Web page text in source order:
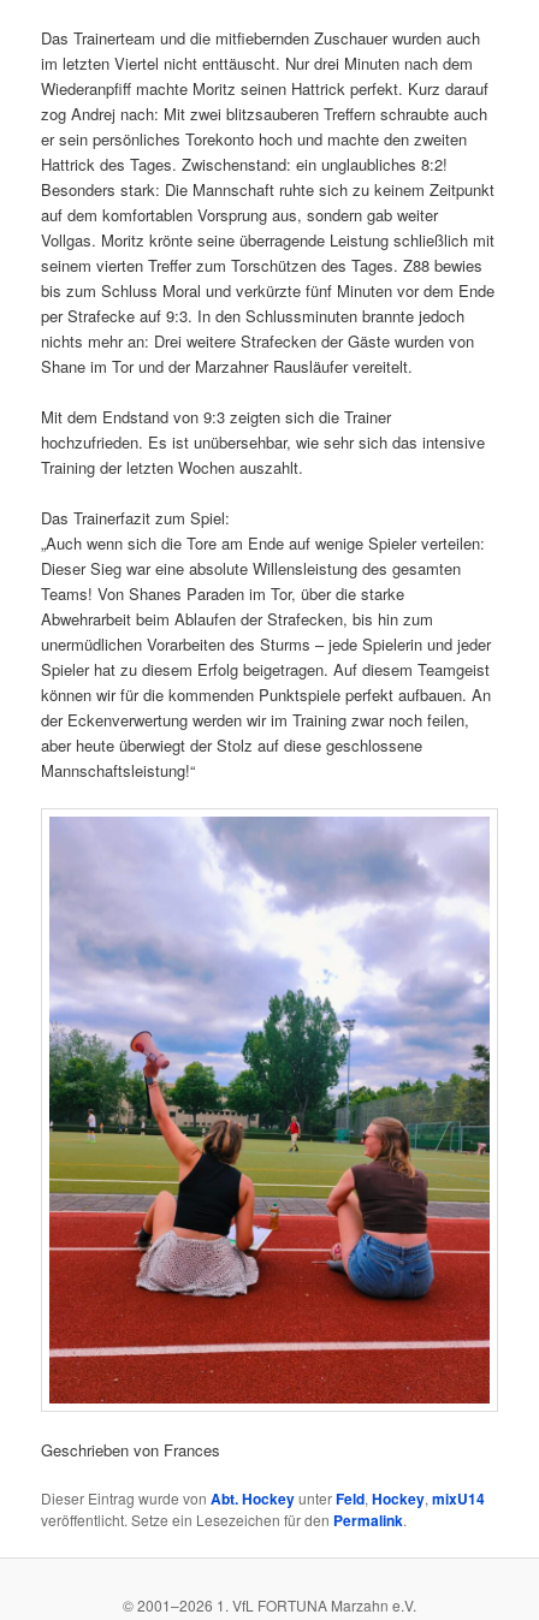
Das Trainerteam und die mitfiebernden Zuschauer wurden auch
im letzten Viertel nicht enttäuscht. Nur drei Minuten nach dem
Wiederanpfiff machte Moritz seinen Hattrick perfekt. Kurz darauf
zog Andrej nach: Mit zwei blitzsauberen Treffern schraubte auch
er sein persönliches Torekonto hoch und machte den zweiten
Hattrick des Tages. Zwischenstand: ein unglaubliches 8:2!
Besonders stark: Die Mannschaft ruhte sich zu keinem Zeitpunkt
auf dem komfortablen Vorsprung aus, sondern gab weiter
Vollgas. Moritz krönte seine überragende Leistung schließlich mit
seinem vierten Treffer zum Torschützen des Tages. Z88 bewies
bis zum Schluss Moral und verkürzte fünf Minuten vor dem Ende
per Strafecke auf 9:3. In den Schlussminuten brannte jedoch
nichts mehr an: Drei weitere Strafecken der Gäste wurden von
Shane im Tor und der Marzahner Rausläufer vereitelt.
Mit dem Endstand von 9:3 zeigten sich die Trainer
hochzufrieden. Es ist unübersehbar, wie sehr sich das intensive
Training der letzten Wochen auszahlt.
Das Trainerfazit zum Spiel:
„Auch wenn sich die Tore am Ende auf wenige Spieler verteilen:
Dieser Sieg war eine absolute Willensleistung des gesamten
Teams! Von Shanes Paraden im Tor, über die starke
Abwehrarbeit beim Ablaufen der Strafecken, bis hin zum
unermüdlichen Vorarbeiten des Sturms – jede Spielerin und jeder
Spieler hat zu diesem Erfolg beigetragen. Auf diesem Teamgeist
können wir für die kommenden Punktspiele perfekt aufbauen. An
der Eckenverwertung werden wir im Training zwar noch feilen,
aber heute überwiegt der Stolz auf diese geschlossene
Mannschaftsleistung!“
Geschrieben von Frances
Dieser Eintrag wurde vonAbt. HockeyunterFeld,Hockey,mixU14
veröffentlicht. Setze ein Lesezeichen für den Permalink.
© 2001–2026 1. VfL FORTUNA Marzahn e.V.